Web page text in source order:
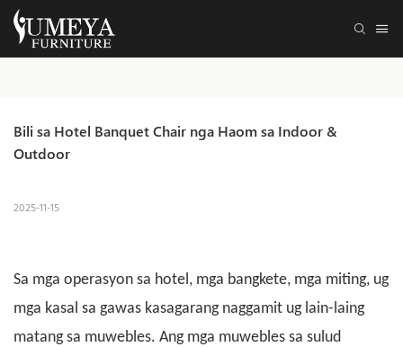
Bili sa Hotel Banquet Chair nga Haom sa Indoor &
Outdoor
2025-11-15
Sa mga operasyon sa hotel, mga bangkete, mga miting, ug
mga kasal sa gawas kasagarang naggamit ug lain-laing
matang sa muwebles. Ang mga muwebles sa sulud